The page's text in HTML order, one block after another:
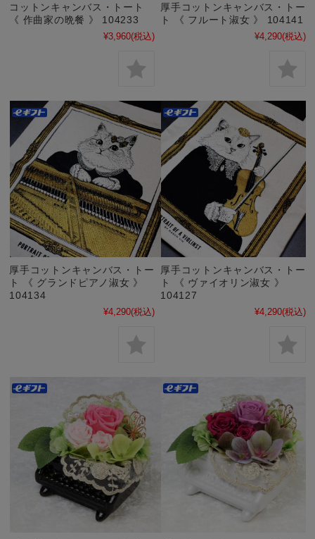
コットンキャンバス・トート
《 作曲家の晩餐 》 104233
¥3,960(税込)
厚手コットンキャンバス・トー
ト 《 フルート淑女 》 104141
¥4,290(税込)
厚手コットンキャンバス・トー
ト 《 グランドピアノ淑女 》
104134
¥4,290(税込)
厚手コットンキャンバス・トー
ト 《 ヴァイオリン淑女 》
104127
¥4,290(税込)